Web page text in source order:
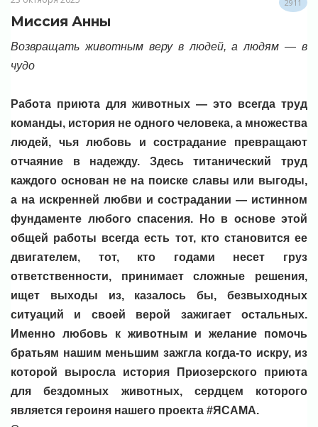
2911
Миссия Анны
Возвращать животным веру в людей, а людям — в
чудо
Работа приюта для животных — это всегда труд
команды, история не одного человека, а множества
людей, чья любовь и сострадание превращают
отчаяние в надежду. Здесь титанический труд
каждого основан не на поиске славы или выгоды,
а на искренней любви и сострадании — истинном
фундаменте любого спасения. Но в основе этой
общей работы всегда есть тот, кто становится ее
двигателем, тот, кто годами несет груз
ответственности, принимает сложные решения,
ищет выходы из, казалось бы, безвыходных
ситуаций и своей верой зажигает остальных.
Именно любовь к животным и желание помочь
братьям нашим меньшим зажгла когда-то искру, из
которой выросла история Приозерского приюта
для бездомных животных, сердцем которого
является героиня нашего проекта #ЯСАМА.